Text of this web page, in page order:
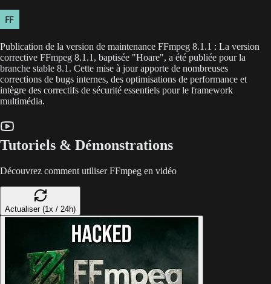
Publication de la version de maintenance FFmpeg 8.1.1 : La version
corrective FFmpeg 8.1.1, baptisée "Hoare", a été publiée pour la
branche stable 8.1. Cette mise à jour apporte de nombreuses
corrections de bugs internes, des optimisations de performance et
intègre des correctifs de sécurité essentiels pour le framework
multimédia.
Tutoriels & Démonstrations
Découvrez comment utiliser FFmpeg en vidéo
Actualiser (1x / 24h)